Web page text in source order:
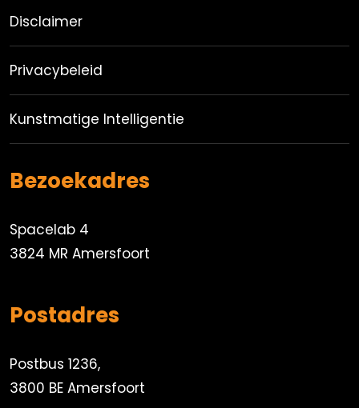
Disclaimer
Privacybeleid
Kunstmatige Intelligentie
Bezoekadres
Spacelab 4
3824 MR Amersfoort
Postadres
Postbus 1236,
3800 BE Amersfoort